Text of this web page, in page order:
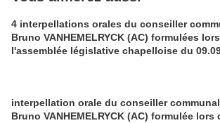
4 interpellations orales du conseiller
Bruno VANHEMELRYCK (AC) formulées
l'assemblée législative chapelloise du
interpellation orale du conseiller
Bruno VANHEMELRYCK (AC) formulée